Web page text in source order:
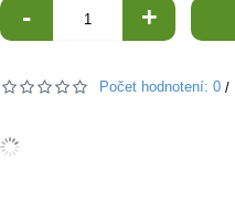
- +
Počet hodnotení: 0 /